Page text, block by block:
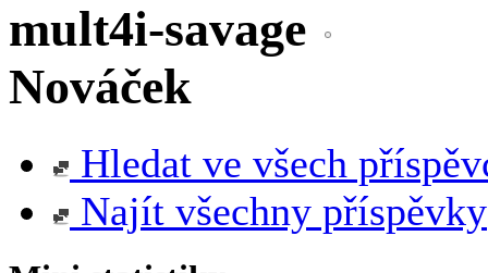
mult4i-savage
Nováček
Hledat ve všech
Najít všechny příspěvky